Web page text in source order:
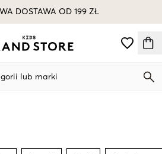
DOSTAWA OD 199 ZŁ
lub marki